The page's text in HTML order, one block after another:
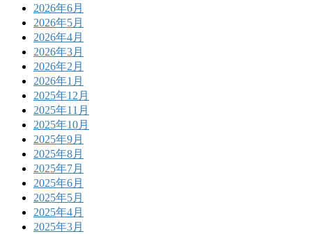
2026年6月
2026年5月
2026年4月
2026年3月
2026年2月
2026年1月
2025年12月
2025年11月
2025年10月
2025年9月
2025年8月
2025年7月
2025年6月
2025年5月
2025年4月
2025年3月